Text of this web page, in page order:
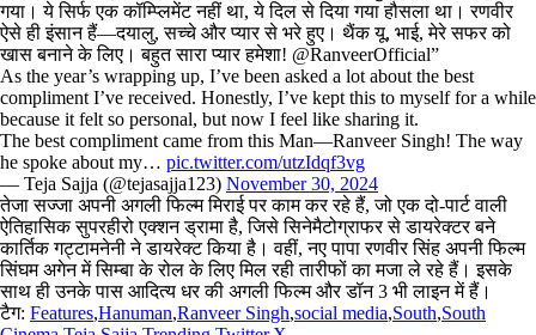
गया। ये सिर्फ एक कॉम्प्लिमेंट नहीं था, ये दिल से दिया गया हौसला था। रणवीर
ऐसे ही इंसान हैं—दयालु, सच्चे और प्यार से भरे हुए। थैंक यू, भाई, मेरे सफर को
खास बनाने के लिए। बहुत सारा प्यार हमेशा! @RanveerOfficial”
As the year’s wrapping up, I’ve been asked a lot about the best
compliment I’ve received. Honestly, I’ve kept this to myself for a while
because it felt so personal, but now I feel like sharing it.
The best compliment came from this Man—Ranveer Singh! The way
he spoke about my… pic.twitter.com/utzIdqf3vg
— Teja Sajja (@tejasajja123) November 30, 2024
तेजा सज्जा अपनी अगली फिल्म मिराई पर काम कर रहे हैं, जो एक दो-पार्ट वाली
ऐतिहासिक सुपरहीरो एक्शन ड्रामा है, जिसे सिनेमैटोग्राफर से डायरेक्टर बने
कार्तिक गट्टामनेनी ने डायरेक्ट किया है। वहीं, नए पापा रणवीर सिंह अपनी फिल्म
सिंघम अगेन में सिम्बा के रोल के लिए मिल रही तारीफों का मजा ले रहे हैं। इसके
साथ ही उनके पास आदित्य धर की अगली फिल्म और डॉन 3 भी लाइन में हैं।
टैग: Features,Hanuman,Ranveer Singh,social media,South,South